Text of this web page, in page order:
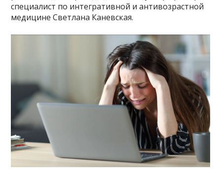
специалист по интегративной и антивозрастной
медицине Светлана Каневская.